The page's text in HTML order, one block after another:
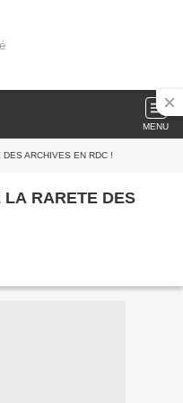
MENU
ARCHIVES EN RDC !
LA RARETE DES